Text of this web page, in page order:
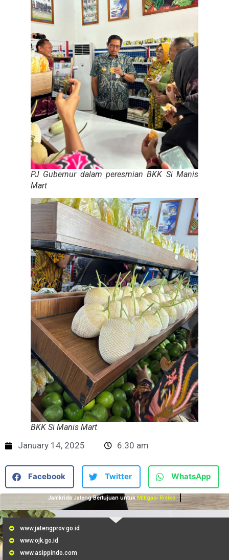
PJ Gubernur dalam peresmian BKK Si Manis
Mart
BKK Si Manis Mart
January 14, 2025 6:30 am
Facebook Twitter WhatsApp
Jamkrida Jateng Bertujuan untuk Mitigasi Risiko
www.jatengprov.go.id
www.ojk.go.id
www.asippindo.com